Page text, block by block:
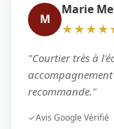
M
Marie
"Courtier très à
recommande."
✓Avis Google Vérifié